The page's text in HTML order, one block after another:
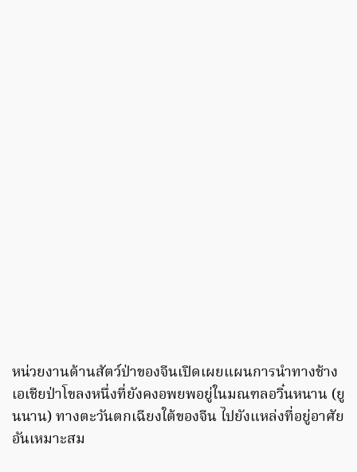
หน่วยงานด้านสัตว์ป่าของจีนเปิดเผยแผนการนำทางช้าง
เอเชียป่าโขลงหนึ่งที่ยังคงอพยพอยู่ในมณฑลอวิ๋นหนาน (ยู
นนาน) ทางตะวันตกเฉียงใต้ของจีน ไปยังแหล่งที่อยู่อาศัย
อันเหมาะสม